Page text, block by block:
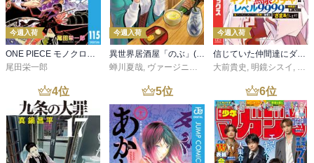
今週入荷
ONE PIECE モノクロ版 115
尾田栄一郎
今週入荷
異世界居酒屋「のぶ」(22)
蝉川夏哉, ヴァージニア二等兵 ,転
今週入荷
信じていた仲間達にダンジョン奥地で殺されかけたがギフト『無限ガチャ』でレベル９９９９の仲間達を手に入れて元パーティーメンバーと世界に復讐＆『ざまぁ！』します！（２３）
大前貴史 , 明鏡シスイ , ｔ
4位 5位 6位